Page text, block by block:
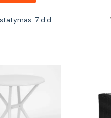
7 d.d.